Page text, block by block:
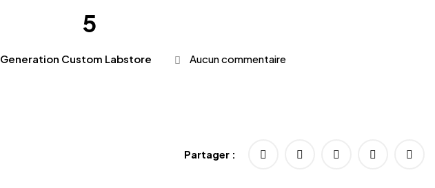
5
Generation Custom Labstore Aucun commentaire
Partager :